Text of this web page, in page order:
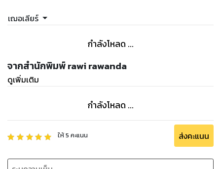
ริมฝีปากเฟรยาสั่น แรงสะเทือนจากเขาส่งตรงสู่เธอเรื่อยราวกับ
ไม่รู้จักเหน็ดเหนื่อย
‘ดีแล้ว ข้าชอบคนเชื่อฟัง ชอบคนซื่อสัตย์ สาบานสิว่าเจ้าจะไม่
‘ข้า...’
‘สาบานสิ! ว่าเจ้าจะจงรักภักดีกับข้าปานประหนึ่งทาสซื่อสัตย์ต่อผู้
เป็นนาย’
เขาเร่งเร้าพร้อมกับการกระแทกที่หนักหน่วงขึ้น
เขากัดฟันแน่นครางเมื่อการทาบทับครั้งสุดท้ายสู่ตัวเธอจบลง เชิด
หน้าสูง ตัวสั่นเทิ้ม ก่อนทิ้งร่างนอนคว่ำลงข้างกายเฟรยา หอบ
หายใจแรง แขนพาดเอวเธอ ก่อนจะไปวนเวียนคลึงเคล้าหน้าอก
เฟรยาไม่ขัดขืน เธอเหนื่อยมากแล้วในคราวแรก กลิ่นเหล้าคลุ้งปน
เฌอเลียร์
กำลังโหลด ...
จากสำนักพิมพ์ rawi rawanda
ดูเพิ่มเติม
กำลังโหลด ...
ให้5 คะแนน ส่งคะแนน